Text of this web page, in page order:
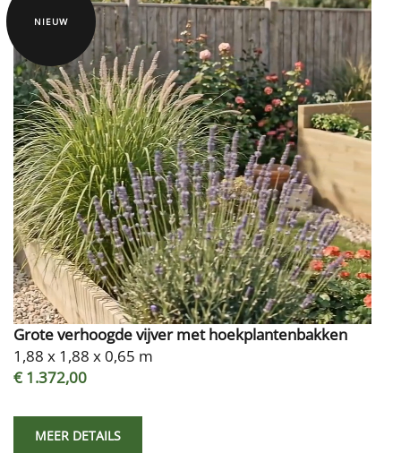
NIEUW
Grote verhoogde vijver met hoekplantenbakken
1,88 x 1,88 x 0,65 m
€ 1.372,00
MEER DETAILS